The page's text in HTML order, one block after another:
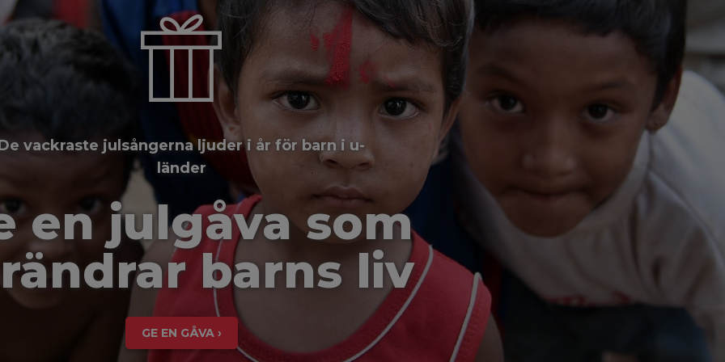
vackraste julsångerna ljuder i år för barn i u-
länder
en julgåva som
barns liv
GE EN GÅVA ›